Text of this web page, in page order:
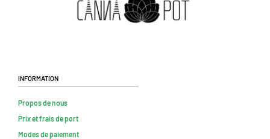
Information
Propos de nous
Prix et frais de port
Modes de paiement